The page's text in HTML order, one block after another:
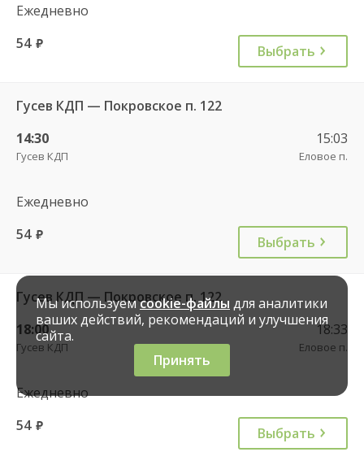
Ежедневно
54 руб. Выбрать
Гусев КДП — Покровское п. 122
14:30
Гусев КДП
15:03
Еловое п.
Ежедневно
54 руб. Выбрать
Гусев КДП — Покровское п. 122
18:00
Гусев КДП
18:33
Еловое п.
Ежедневно
54 руб. Выбрать
Мы используемcookie-файлы для аналитики
ваших действий, рекомендаций и улучшения
сайта.
Принять